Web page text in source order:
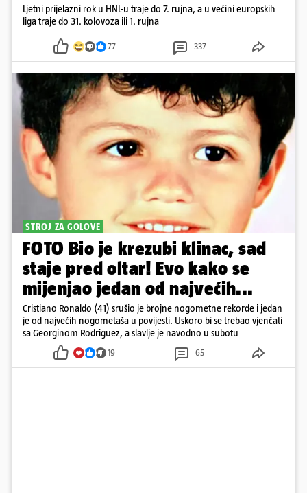
Ljetni prijelazni rok u HNL-u traje do 7. rujna, a u većini europskih
liga traje do 31. kolovoza ili 1. rujna
77 337
STROJ ZA GOLOVE
FOTO Bio je krezubi klinac, sad
staje pred oltar! Evo kako se
mijenjao jedan od najvećih...
Cristiano Ronaldo (41) srušio je brojne nogometne rekorde i jedan
je od najvećih nogometaša u povijesti. Uskoro bi se trebao vjenčati
sa Georginom Rodriguez, a slavlje je navodno u subotu
19 65